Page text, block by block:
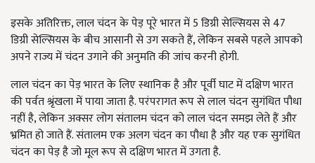
इसके अतिरिक्त, लाल चंदन के पेड़ पूरे भारत में 5 डिग्री सेल्सियस से 47
डिग्री सेल्सियस के बीच आसानी से उग सकते हैं, लेकिन सबसे पहले आपको
अपने राज्य में चंदन उगाने की अनुमति की जांच करनी होगी.
लाल चंदन का पेड़ भारत के लिए स्थानिक है और पूर्वी घाट में दक्षिण भारत
की पर्वत श्रृंखला में पाया जाता है. परंपरागत रूप से लाल चंदन सुगंधित पौधा
नहीं है, लेकिन अक्सर लोग संतालम चंदन को लाल चंदन समझ लेते हैं और
भ्रमित हो जाते हैं. संतालम एक अलग चंदन का पौधा है और यह एक सुगंधित
चंदन का पेड़ है जो मूल रूप से दक्षिण भारत में उगता है.